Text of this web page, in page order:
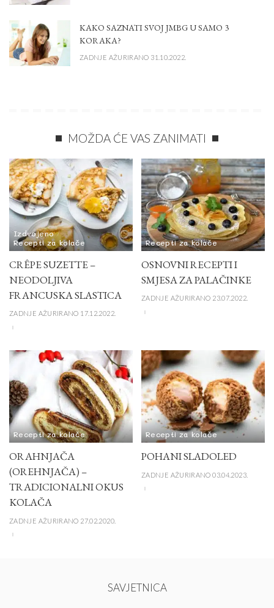
KAKO SAZNATI SVOJ JMBG U SAMO 3
KORAKA?
ZADNJE AŽURIRANO 31.10.2022.
MOŽDA ĆE VAS ZANIMATI
Izdvojeno
Recepti za kolače
CRÊPE SUZETTE –
NEODOLJIVA
FRANCUSKA SLASTICA
ZADNJE AŽURIRANO 17.12.2022.
Recepti za kolače
OSNOVNI RECEPTI I
SMJESA ZA PALAČINKE
ZADNJE AŽURIRANO 23.07.2022.
Recepti za kolače
ORAHNJAČA
(OREHNJAČA) –
TRADICIONALNI OKUS
KOLAČA
ZADNJE AŽURIRANO 27.02.2020.
Recepti za kolače
POHANI SLADOLED
ZADNJE AŽURIRANO 03.04.2023.
SAVJETNICA